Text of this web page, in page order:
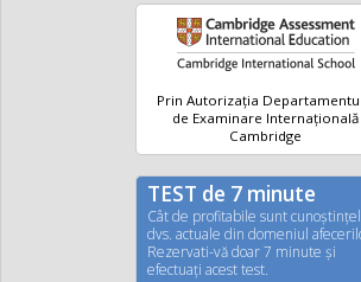
Prin Autorizația
de Examinare Internațională
Cambridge
TEST de 7 minute
Cât de profitabile sunt
dvs. actuale din domeniul
Rezervati-vă doar 7 minute şi
efectuaţi acest test.